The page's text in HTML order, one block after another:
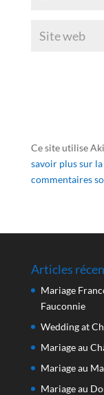
Ce site utilise
savoir plus sur
commentaires
Articles
Mariage
Fauconnie
Wedding at
Mariage au
Mariage au
Mariage au